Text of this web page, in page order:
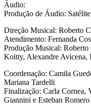
Áudio:
Produção de Áudio:
Direção Musical: Roberto
Atendimento: Fernanda
Produção Musical:
Koitty, Alexandre Avicena,
Coordenação: Camila
Mariana Tardelli
Finalização: Carla Cornea,
Giannini e Esteban Romero